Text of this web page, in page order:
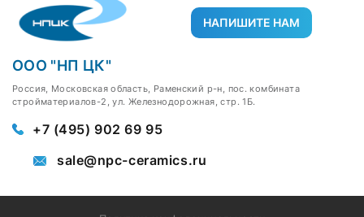
ООО "НП ЦК"
Россия, Московская область, Раменский р-н, пос. комбината
стройматериалов-2, ул. Железнодорожная, стр. 1Б.
+7 (495) 902 69 95
sale@npc-ceramics.ru
НАПИШИТЕ НАМ